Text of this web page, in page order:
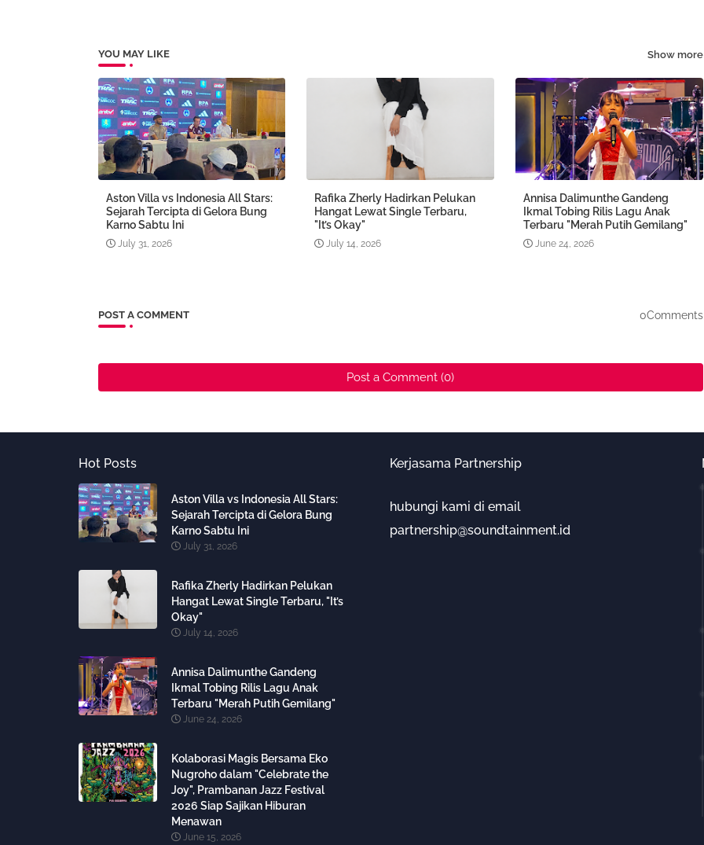
YOU MAY LIKE Show more
Aston Villa vs Indonesia All Stars:
Sejarah Tercipta di Gelora Bung
Karno Sabtu Ini
July 31, 2026
Rafika Zherly Hadirkan Pelukan
Hangat Lewat Single Terbaru,
"It’s Okay"
July 14, 2026
Annisa Dalimunthe Gandeng
Ikmal Tobing Rilis Lagu Anak
Terbaru "Merah Putih Gemilang"
June 24, 2026
POST A COMMENT 0Comments
Post a Comment (0)
Hot Posts
Aston Villa vs Indonesia All Stars:
Sejarah Tercipta di Gelora Bung
Karno Sabtu Ini
July 31, 2026
Rafika Zherly Hadirkan Pelukan
Hangat Lewat Single Terbaru, "It’s
Okay"
July 14, 2026
Annisa Dalimunthe Gandeng
Ikmal Tobing Rilis Lagu Anak
Terbaru "Merah Putih Gemilang"
June 24, 2026
Kolaborasi Magis Bersama Eko
Nugroho dalam "Celebrate the
Joy", Prambanan Jazz Festival
2026 Siap Sajikan Hiburan
Menawan
June 15, 2026
Kerjasama Partnership
hubungi kami di email
partnership@soundtainment.id